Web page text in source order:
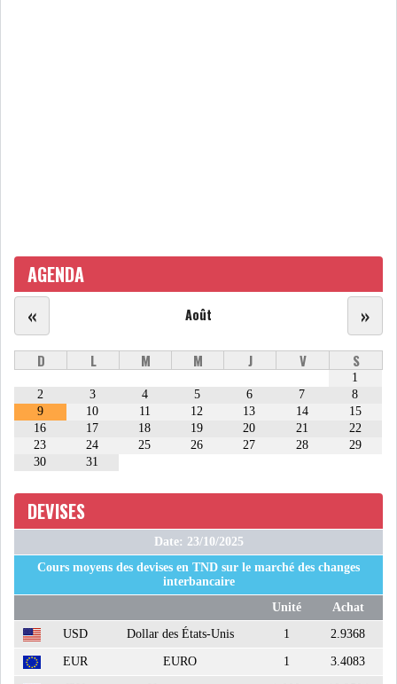
MAURITANIE : MATTEL LANCE
ATTIJARIWAFA BANK : LA
MAGHREB VA VERS...
TRANSITION VERTE AU
MAGHREB : ENTRE OPPO...
RSS
AGENDA
Août
« »
D L M M J V S
1
2
3 4 5 6 7
8
9
10 11 12 13 14
15
16
17 18 19 20 21
22
23
24 25 26 27 28
29
30
31
DEVISES
Date: 23/10/2025
Cours moyens des devises en TND sur le marché des changes
interbancaire
Unité
Achat
USD
Dollar des États-Unis 1 2.9368
EUR EURO 1 3.4083